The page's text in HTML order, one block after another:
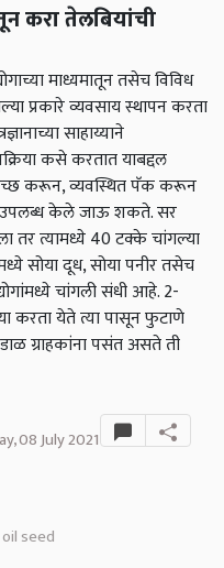
करा तेलबियांची
माध्यमातून तसेच विविध
प्रकारे व्यवसाय स्थापन करता
साहाय्याने
कसे करतात याबद्दल
करून, व्यवस्थित पॅक करून
उपलब्ध केले जाऊ शकते. सर
तर त्यामध्ये 40 टक्के चांगल्या
सोया दूध, सोया पनीर तसेच
चांगली संधी आहे. 2-
करता येते त्या पासून फुटाणे
ग्राहकांना पसंत असते ती
08 July 2021
seed